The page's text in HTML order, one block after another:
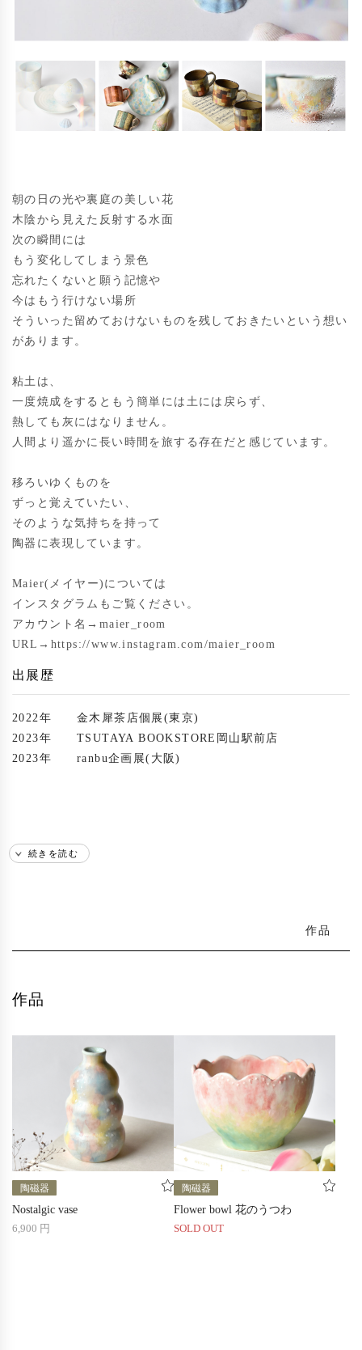
朝の日の光や裏庭の美しい花
木陰から見えた反射する水面
次の瞬間には
もう変化してしまう景色
忘れたくないと願う記憶や
今はもう行けない場所
そういった留めておけないものを残しておきたいという想い
があります。
粘土は、
一度焼成をするともう簡単には土には戻らず、
熱しても灰にはなりません。
人間より遥かに長い時間を旅する存在だと感じています。
移ろいゆくものを
ずっと覚えていたい、
そのような気持ちを持って
陶器に表現しています。
Maier(メイヤー)については
インスタグラムもご覧ください。
アカウント名→maier_room
URL→https://www.instagram.com/maier_room
出展歴
2022年
金木犀茶店個展(東京)
2023年
TSUTAYA BOOKSTORE岡山駅前店
2023年
ranbu企画展(大阪)
続きを読む
作品
作品
陶磁器
Nostalgic vase
6,900 円
陶磁器
Flower bowl 花のうつわ
SOLD OUT